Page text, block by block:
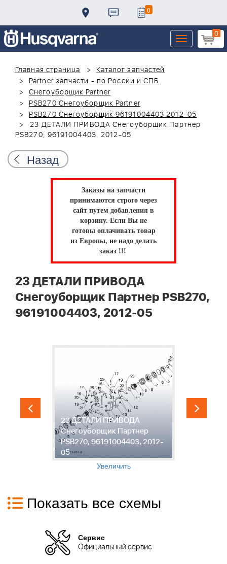
0
0
Toggle
navigation
Главная страница
Каталог запчастей
Partner запчасти - по России и СПБ
Снегоуборщик Partner
PSB270 Снегоуборщик Partner
PSB270 Снегоуборщик 96191004403 2012-05
23 ДЕТАЛИ ПРИВОДА Снегоуборщик Партнер
PSB270, 96191004403, 2012-05
Назад
Заказы на запчасти
принимаются строго через
сайт путем добавления в
корзину. Если Вы не
готовы оплачивать товар
из Европы, не надо делать
заказ !!!
23 ДЕТАЛИ ПРИВОДА
Снегоуборщик Партнер PSB270,
96191004403, 2012-05
23 ДЕТАЛИ ПРИВОДА
Снегоуборщик Партнер
PSB270, 96191004403, 2012-
05
Увеличить
Показать все схемы
Сервис
Официальный сервис